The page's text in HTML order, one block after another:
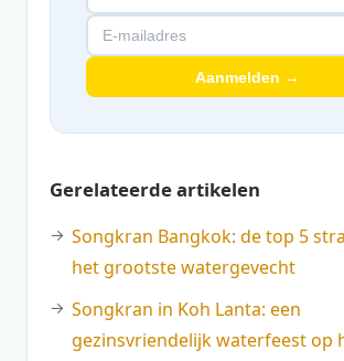
Aanmelden →
Gerelateerde artikelen
Songkran Bangkok: de top 5
het grootste watergevecht
Songkran in Koh Lanta: een
gezinsvriendelijk waterfeest op